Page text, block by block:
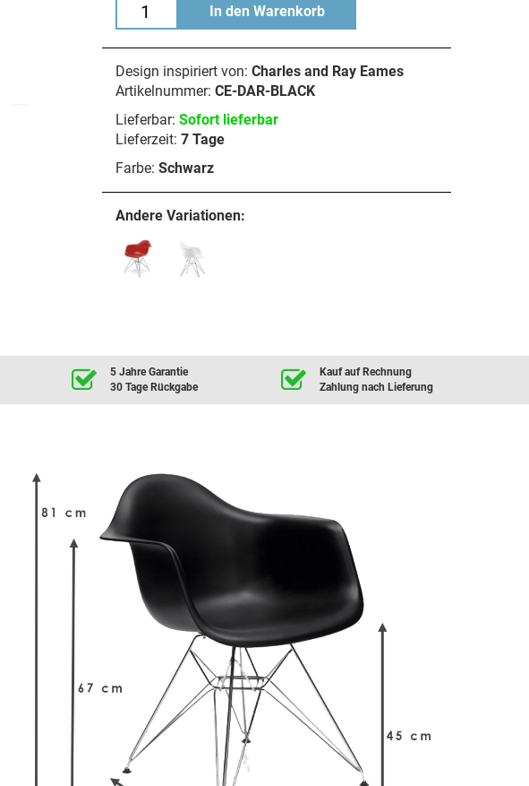
In den Warenkorb
Design inspiriert von: Charles and Ray Eames
Artikelnummer: CE-DAR-BLACK
Lieferbar: Sofort lieferbar
Lieferzeit: 7 Tage
Farbe: Schwarz
Andere Variationen:
5 Jahre Garantie
30 Tage Rückgabe
Kauf auf Rechnung
Zahlung nach Lieferung